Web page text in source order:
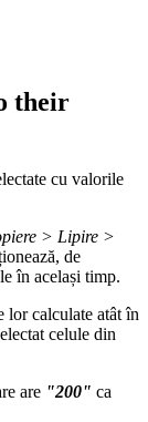
their
cu valorile
> Lipire >
de
în același timp.
calculate atât în
celule din
are "200" ca